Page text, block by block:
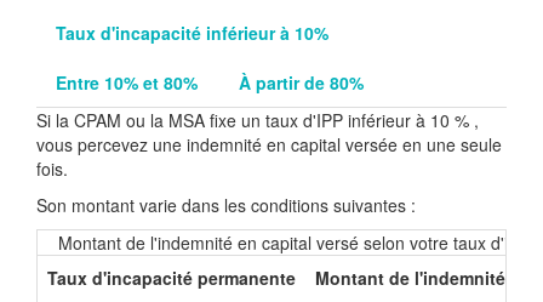
Taux d'incapacité inférieur à 10%
Entre 10% et 80%
À partir de 80%
Si la CPAM ou la MSA fixe un taux d'IPP inférieur à 10 % ,
vous percevez une indemnité en capital versée en une seule
fois.
Son montant varie dans les conditions suivantes :
Montant de l'indemnité en capital versé selon votre taux
Taux d'incapacité permanente
Montant de l'indemnité en